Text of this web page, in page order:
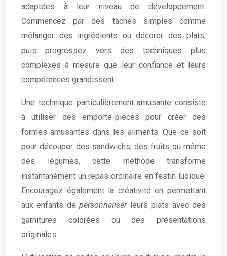
adaptées à leur niveau de développement.
Commencez par des tâches simples comme
mélanger des ingrédients ou décorer des plats,
puis progressez vers des techniques plus
complexes à mesure que leur confiance et leurs
compétences grandissent.
Une technique particulièrement amusante consiste
à utiliser des emporte-pièces pour créer des
formes amusantes dans les aliments. Que ce soit
pour découper des sandwichs, des fruits ou même
des légumes, cette méthode transforme
instantanément un repas ordinaire en festin ludique.
Encouragez également la créativité en permettant
aux enfants depersonnaliser leurs plats avec des
garnitures colorées ou des présentations
originales.